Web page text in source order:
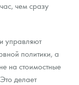
чем сразу
управляют
политики, а
на стоимостные
делает